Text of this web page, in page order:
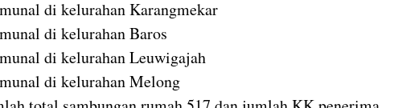
di kelurahan Karangmekar
di kelurahan Baros
di kelurahan Leuwigajah
di kelurahan Melong